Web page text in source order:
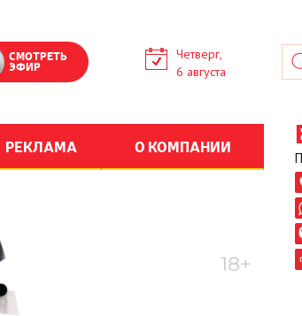
СМОТРЕТЬ
ЭФИР
Четверг,
6 августа
РЕКЛАМА О КОМПАНИИ